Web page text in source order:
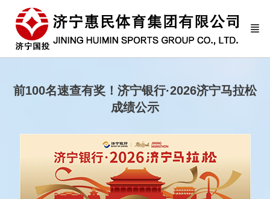
前100名速查有奖！济宁银行·2026济宁马拉松
成绩公示